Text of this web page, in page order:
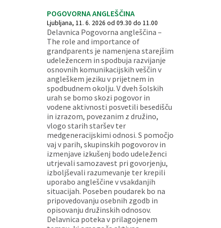
POGOVORNA ANGLEŠČINA
Ljubljana, 11. 6. 2026 od 09.30 do 11.00
Delavnica Pogovorna angleščina –
The role and importance of
grandparents je namenjena starejšim
udeležencem in spodbuja razvijanje
osnovnih komunikacijskih veščin v
angleškem jeziku v prijetnem in
spodbudnem okolju. V dveh šolskih
urah se bomo skozi pogovor in
vodene aktivnosti posvetili besedišču
in izrazom, povezanim z družino,
vlogo starih staršev ter
medgeneracijskimi odnosi. S pomočjo
vaj v parih, skupinskih pogovorov in
izmenjave izkušenj bodo udeleženci
utrjevali samozavest pri govorjenju,
izboljševali razumevanje ter krepili
uporabo angleščine v vsakdanjih
situacijah. Poseben poudarek bo na
pripovedovanju osebnih zgodb in
opisovanju družinskih odnosov.
Delavnica poteka v prilagojenem